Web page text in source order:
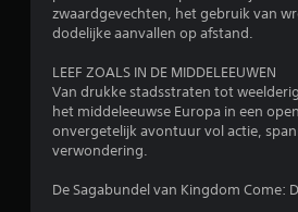
b
a
r
z
o
n
d
zwaardgevechten, het gebruik van
dodelijke aanvallen op afstand.
LEEF ZOALS IN DE MIDDELEEUWEN
Van drukke stadsstraten tot
het middeleeuwse Europa in een
onvergetelijk avontuur vol actie,
verwondering.
De Sagabundel van Kingdom Come: